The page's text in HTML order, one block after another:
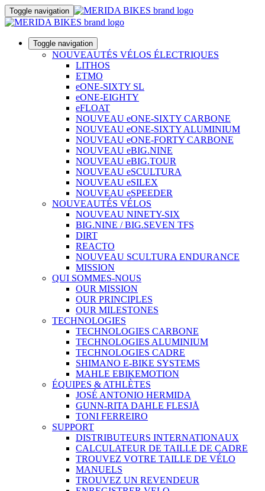
Toggle navigation
Toggle navigation
NOUVEAUTÉS VÉLOS ÉLECTRIQUES
LITHOS
ETMO
eONE-SIXTY SL
eONE-EIGHTY
eFLOAT
NOUVEAU eONE-SIXTY CARBONE
NOUVEAU eONE-SIXTY ALUMINIUM
NOUVEAU eONE-FORTY CARBONE
NOUVEAU eBIG.NINE
NOUVEAU eBIG.TOUR
NOUVEAU eSCULTURA
NOUVEAU eSILEX
NOUVEAU eSPEEDER
NOUVEAUTÉS VÉLOS
NOUVEAU NINETY-SIX
BIG.NINE / BIG.SEVEN TFS
DIRT
REACTO
NOUVEAU SCULTURA ENDURANCE
MISSION
QUI SOMMES-NOUS
OUR MISSION
OUR PRINCIPLES
OUR MILESTONES
TECHNOLOGIES
TECHNOLOGIES CARBONE
TECHNOLOGIES ALUMINIUM
TECHNOLOGIES CADRE
SHIMANO E-BIKE SYSTEMS
MAHLE EBIKEMOTION
ÉQUIPES & ATHLÈTES
JOSÉ ANTONIO HERMIDA
GUNN-RITA DAHLE FLESJÅ
TONI FERREIRO
SUPPORT
DISTRIBUTEURS INTERNATIONAUX
CALCULATEUR DE TAILLE DE CADRE
TROUVEZ VOTRE TAILLE DE VÉLO
MANUELS
TROUVEZ UN REVENDEUR